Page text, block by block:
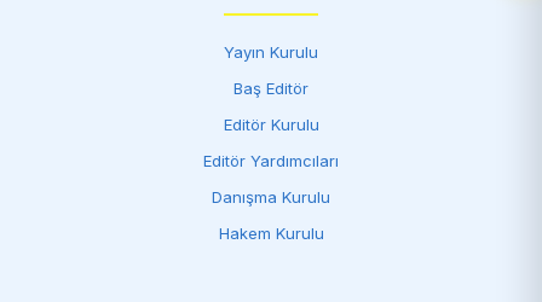
Yayın Kurulu
Baş Editör
Editör Kurulu
Editör Yardımcıları
Danışma Kurulu
Hakem Kurulu